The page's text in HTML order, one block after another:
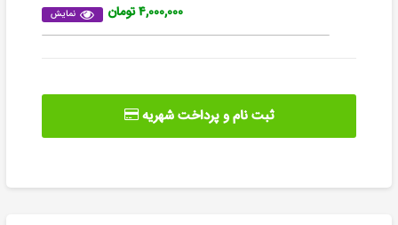
نمایش ۴,۰۰۰,۰۰۰ تومان
ثبت نام و پرداخت شهریه